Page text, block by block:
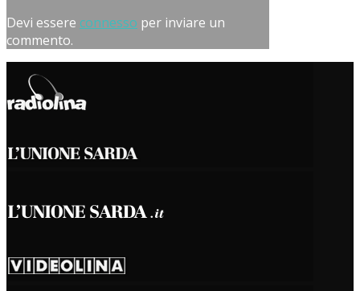
Devi essere connesso per inviare un
commento.